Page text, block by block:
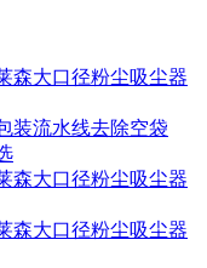
森大口径粉尘吸尘器
装流水线去除空袋
森大口径粉尘吸尘器
森大口径粉尘吸尘器